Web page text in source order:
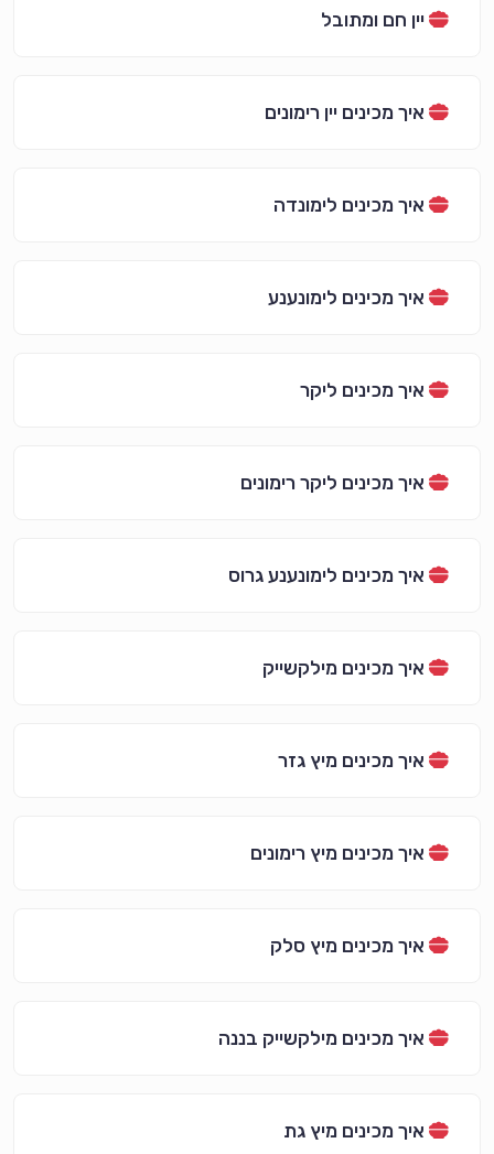
יין חם ומתובל
איך מכינים יין רימונים
איך מכינים לימונדה
איך מכינים לימונענע
איך מכינים ליקר
איך מכינים ליקר רימונים
איך מכינים לימונענע גרוס
איך מכינים מילקשייק
איך מכינים מיץ גזר
איך מכינים מיץ רימונים
איך מכינים מיץ סלק
איך מכינים מילקשייק בננה
איך מכינים מיץ גת